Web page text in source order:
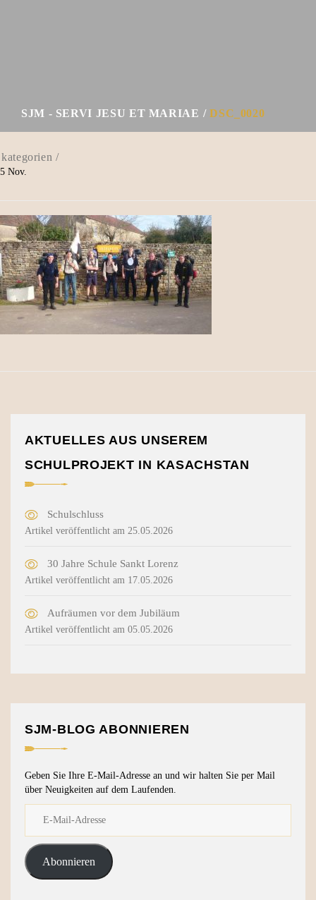
SJM - SERVI JESU ET MARIAE DSC_0020
5 Nov.
AKTUELLES AUS UNSEREM
SCHULPROJEKT IN KASACHSTAN
Schulschluss
Artikel veröffentlicht am 25.05.2026
30 Jahre Schule Sankt Lorenz
Artikel veröffentlicht am 17.05.2026
Aufräumen vor dem Jubiläum
Artikel veröffentlicht am 05.05.2026
SJM-BLOG ABONNIEREN
Geben Sie Ihre E-Mail-Adresse an und wir halten Sie per Mail
über Neuigkeiten auf dem Laufenden.
Abonnieren